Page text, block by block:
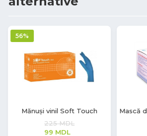
Mască de unică folosință BLF
223MDL